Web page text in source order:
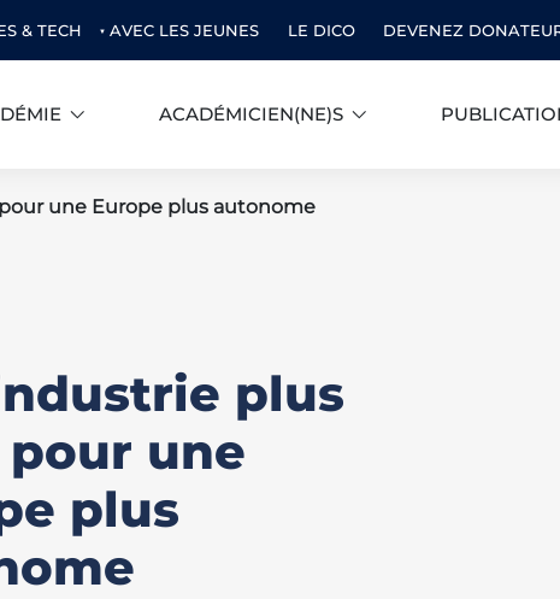
& TECH AVEC LES JEUNES LE DICO DEVENEZ
ACADÉMICIEN(NE)S
une Europe plus autonome
plus
une
plus